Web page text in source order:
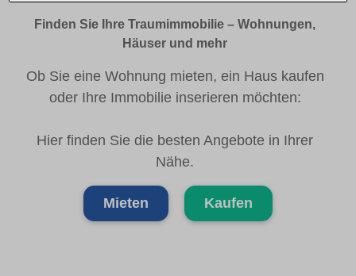
Finden Sie Ihre Traumimmobilie – Wohnungen,
Häuser und mehr
Ob Sie eine Wohnung mieten, ein Haus kaufen
oder Ihre Immobilie inserieren möchten:
Hier finden Sie die besten Angebote in Ihrer
Nähe.
Mieten Kaufen